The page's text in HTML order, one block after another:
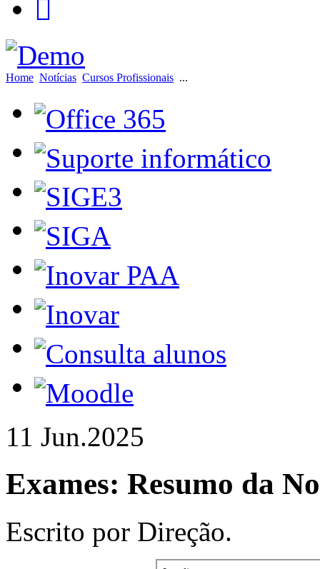
Home Notícias Cursos Profissionais ...
11 Jun.2025
Exames: Resumo da
Escrito por Direção.